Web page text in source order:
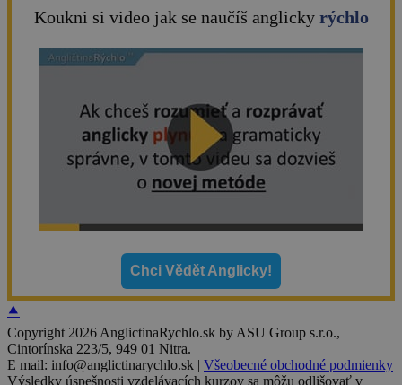
Koukni si video jak se naučíš anglicky rýchlo
Chci Vědět Anglicky!
⯅
Copyright 2026 AnglictinaRychlo.sk by ASU Group s.r.o.,
Cintorínska 223/5, 949 01 Nitra.
E mail: info@anglictinarychlo.sk | Všeobecné obchodné podmienky
Výsledky úspešnosti vzdelávacích kurzov sa môžu odlišovať v
FUNCTIONALITY INÉ